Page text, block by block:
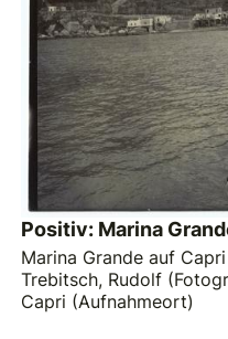
Positiv: Marina
Marina Grande auf
Trebitsch, Rudolf
Capri (Aufnahmeort)